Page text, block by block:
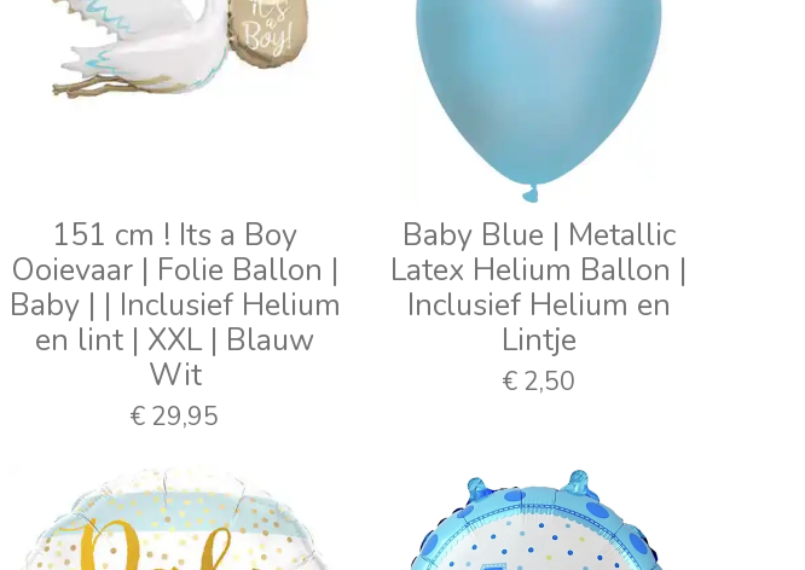
151 cm ! Its a Boy
Ooievaar | Folie Ballon |
Baby | | Inclusief Helium
en lint | XXL | Blauw
Wit
€ 29,95
Baby Blue | Metallic
Latex Helium Ballon |
Inclusief Helium en
Lintje
€ 2,50